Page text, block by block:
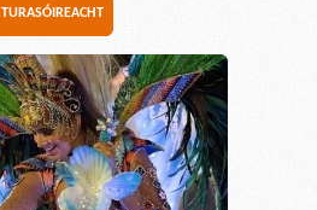
TURASÓIREACHT